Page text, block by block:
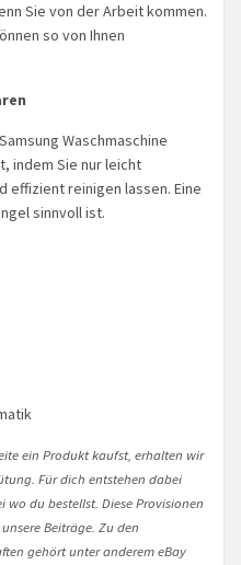
Sie von der Arbeit kommen.
so von Ihnen
Waschmaschine
indem Sie nur leicht
effizient reinigen lassen. Eine
sinnvoll ist.
ein Produkt kaufst, erhalten wir
Für dich entstehen dabei
du bestellst. Diese Provisionen
Beiträge. Zu den
gehört unter anderem eBay